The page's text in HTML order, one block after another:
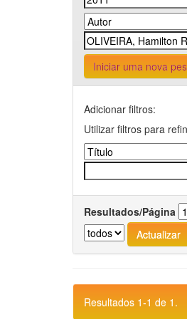
Iniciar uma nova
Adicionar filtros:
Utilizar filtros para
Resultados/Página
Resultados 1-1 de 1.